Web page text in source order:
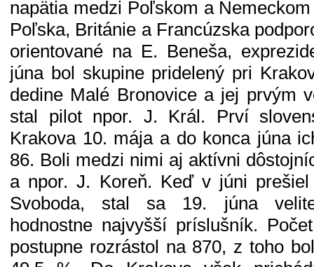
napätia medzi Poľskom a
Poľska, Británie a Francúzska
orientované na E. Beneša,
júna bol skupine pridelený pri
dedine Malé Bronovice a jej prvým
stal pilot npor. J. Král. Prví
Krakova 10. mája a do konca júna
86. Boli medzi nimi aj aktívni
a npor. J. Koreň. Keď v júni
Svoboda, stal sa 19. júna
hodnostne najvyšší príslušník.
postupne rozrástol na 870, z toho